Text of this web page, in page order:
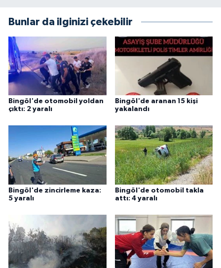
Bunlar da ilginizi çekebilir
Bingöl'de otomobil yoldan
çıktı: 2 yaralı
Bingöl'de aranan 15 kişi
yakalandı
Bingöl'de zincirleme kaza:
5 yaralı
Bingöl'de otomobil takla
attı: 4 yaralı